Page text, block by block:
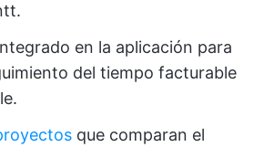
en la aplicación para
del tiempo facturable
que comparan el